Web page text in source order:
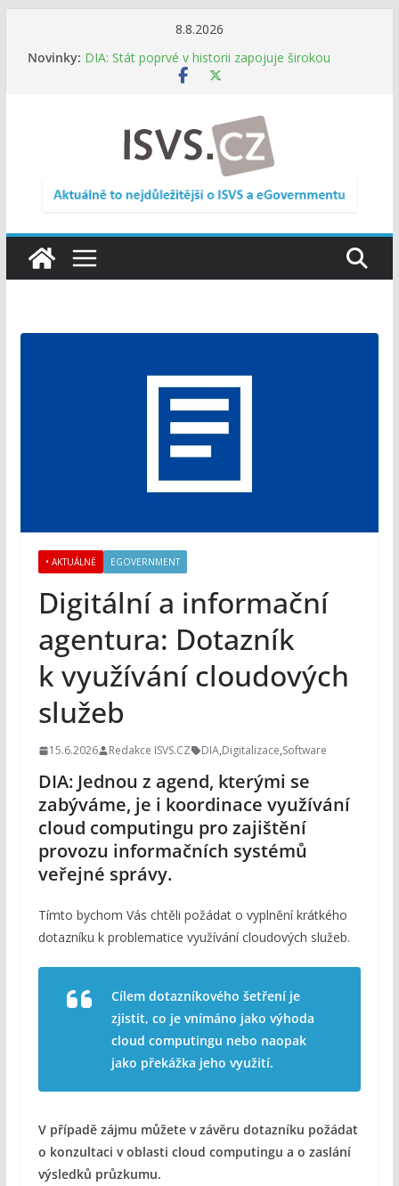
8.8.2026
Novinky:
nemusí zanikat, mohou více spolupracovat
DIA: Stát poprvé v historii zapojuje širokou
DIA: Informační systém dlouhodobého řízení
(ISDŘ) je od července v plném provozu
RVIS – Výbor pro architekturu a řízení ICT
zveřejnil materiály z nového jednání
Informace o obcích vždy po ruce. SMS ČR spouští
• AKTUÁLNĚ EGOVERNMENT
Digitální a informační
agentura: Dotazník
k využívání cloudových
služeb
15.6.2026 Redakce ISVS.CZ DIA,Digitalizace,Software
DIA: Jednou z agend, kterými se
zabýváme, je i koordinace využívání
cloud computingu pro zajištění
provozu informačních systémů
veřejné správy.
Tímto bychom Vás chtěli požádat o vyplnění krátkého
dotazníku k problematice využívání cloudových služeb.
Cílem dotazníkového šetření je
zjistit, co je vnímáno jako výhoda
cloud computingu nebo naopak
jako překážka jeho využití.
V případě zájmu můžete v závěru dotazníku požádat
o konzultaci v oblasti cloud computingu a o zaslání
výsledků průzkumu.